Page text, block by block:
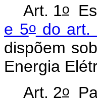
Art. 1o
e 5odo art.
dispõem
Energia
Art. 2o